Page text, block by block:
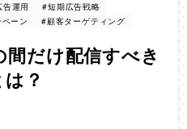
告運用
#短期広告戦略
ーン #顧客ターゲティング
だけ配信すべき
？